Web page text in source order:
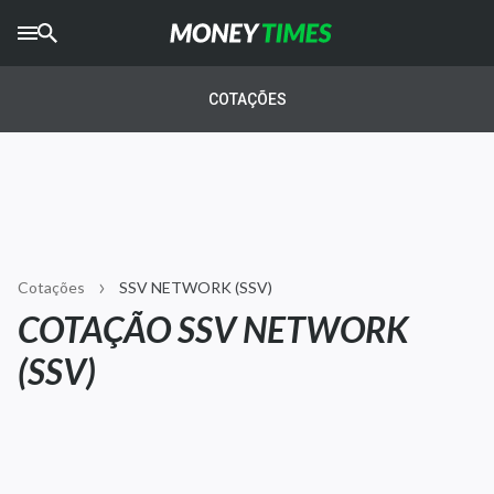
AGROTIMES
Newsletters
Money Trader
Anuncie
COTAÇÕES
Cotações SSV NETWORK (SSV)
COTAÇÃO SSV NETWORK
(SSV)